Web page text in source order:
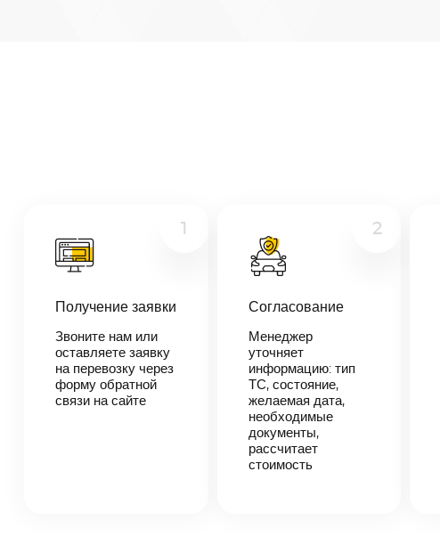
В течении 10
менеджер-
логист
свяжется с
вами,
согласует
1
Получение заявки
Звоните нам или
оставляете заявку
на перевозку через
форму обратной
связи на сайте
2
Согласование
Менеджер
уточняет
информацию: тип
ТС, состояние,
желаемая дата,
необходимые
документы,
рассчитает
стоимость